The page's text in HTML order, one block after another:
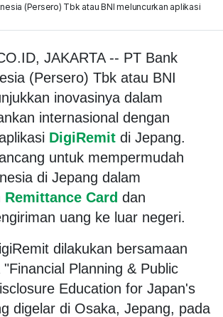
(Persero) Tbk atau BNI meluncurkan aplikasi
JAKARTA -- PT Bank
(Persero) Tbk atau BNI
inovasinya dalam
internasional dengan
DigiRemit di Jepang.
untuk mempermudah
di Jepang dalam
Remittance Card dan
uang ke luar negeri.
dilakukan bersamaan
Planning & Public
Education for Japan's
digelar di Osaka, Jepang, pada